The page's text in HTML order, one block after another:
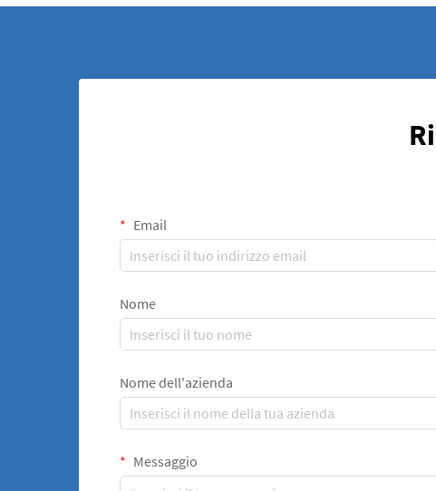
Email
Nome
Nome dell'azienda
Messaggio